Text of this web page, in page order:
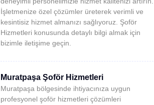
İşletmenize özel çözümler üreterek verimli ve
kesintisiz hizmet almanızı sağlıyoruz. Şoför
Hizmetleri konusunda detaylı bilgi almak için
bizimle iletişime geçin.
Muratpaşa Şoför Hizmetleri
Muratpaşa bölgesinde ihtiyacınıza uygun
profesyonel şoför hizmetleri çözümleri